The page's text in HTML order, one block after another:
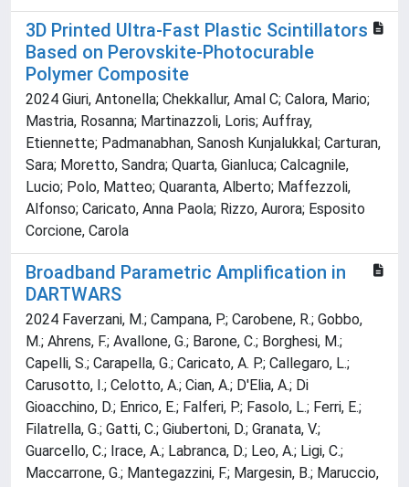
3D Printed Ultra‐Fast Plastic Scintillators
Based on Perovskite‐Photocurable
Polymer Composite
2024 Giuri, Antonella; Chekkallur, Amal C; Calora, Mario;
Mastria, Rosanna; Martinazzoli, Loris; Auffray,
Etiennette; Padmanabhan, Sanosh Kunjalukkal; Carturan,
Sara; Moretto, Sandra; Quarta, Gianluca; Calcagnile,
Lucio; Polo, Matteo; Quaranta, Alberto; Maffezzoli,
Alfonso; Caricato, Anna Paola; Rizzo, Aurora; Esposito
Corcione, Carola
Broadband Parametric Amplification in
DARTWARS
2024 Faverzani, M.; Campana, P.; Carobene, R.; Gobbo,
M.; Ahrens, F.; Avallone, G.; Barone, C.; Borghesi, M.;
Capelli, S.; Carapella, G.; Caricato, A. P.; Callegaro, L.;
Carusotto, I.; Celotto, A.; Cian, A.; D'Elia, A.; Di
Gioacchino, D.; Enrico, E.; Falferi, P.; Fasolo, L.; Ferri, E.;
Filatrella, G.; Gatti, C.; Giubertoni, D.; Granata, V.;
Guarcello, C.; Irace, A.; Labranca, D.; Leo, A.; Ligi, C.;
Maccarrone, G.; Mantegazzini, F.; Margesin, B.; Maruccio,